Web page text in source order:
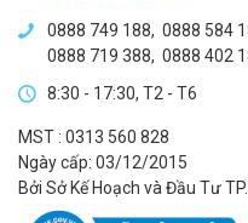
0888 749 188, 0888 584
0888 719 388, 0888 402
8:30 - 17:30, T2 - T6
MST : 0313 560 828
Ngày cấp: 03/12/2015
Bởi Sở Kế Hoạch và Đầu Tư